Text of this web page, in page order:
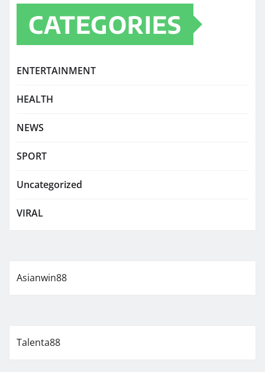
CATEGORIES
ENTERTAINMENT
HEALTH
NEWS
SPORT
Uncategorized
VIRAL
Asianwin88
Talenta88